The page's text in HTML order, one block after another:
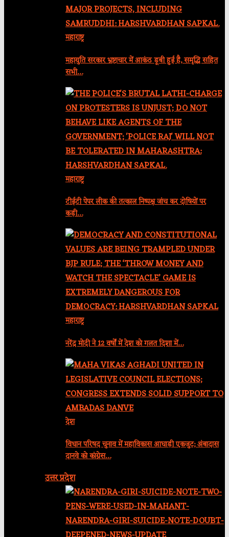
महाराष्ट्र
महायुति सरकार भ्रष्टाचार में आकंठ डूबी हुई है, समृद्धि सहित
सभी…
महाराष्ट्र
टीईटी पेपर लीक की तत्काल निष्पक्ष जांच कर दोषियों पर
कड़ी…
महाराष्ट्र
नरेंद्र मोदी ने 12 वर्षों में देश को गलत दिशा में…
देश
विधान परिषद चुनाव में महाविकास आघाड़ी एकजुट; अंबादास
दानवे को कांग्रेस…
उत्तर प्रदेश